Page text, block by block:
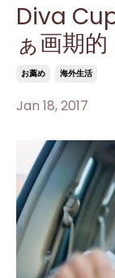
Diva
ぁ画期的
お薦め 海外生活
Jan 18, 2017